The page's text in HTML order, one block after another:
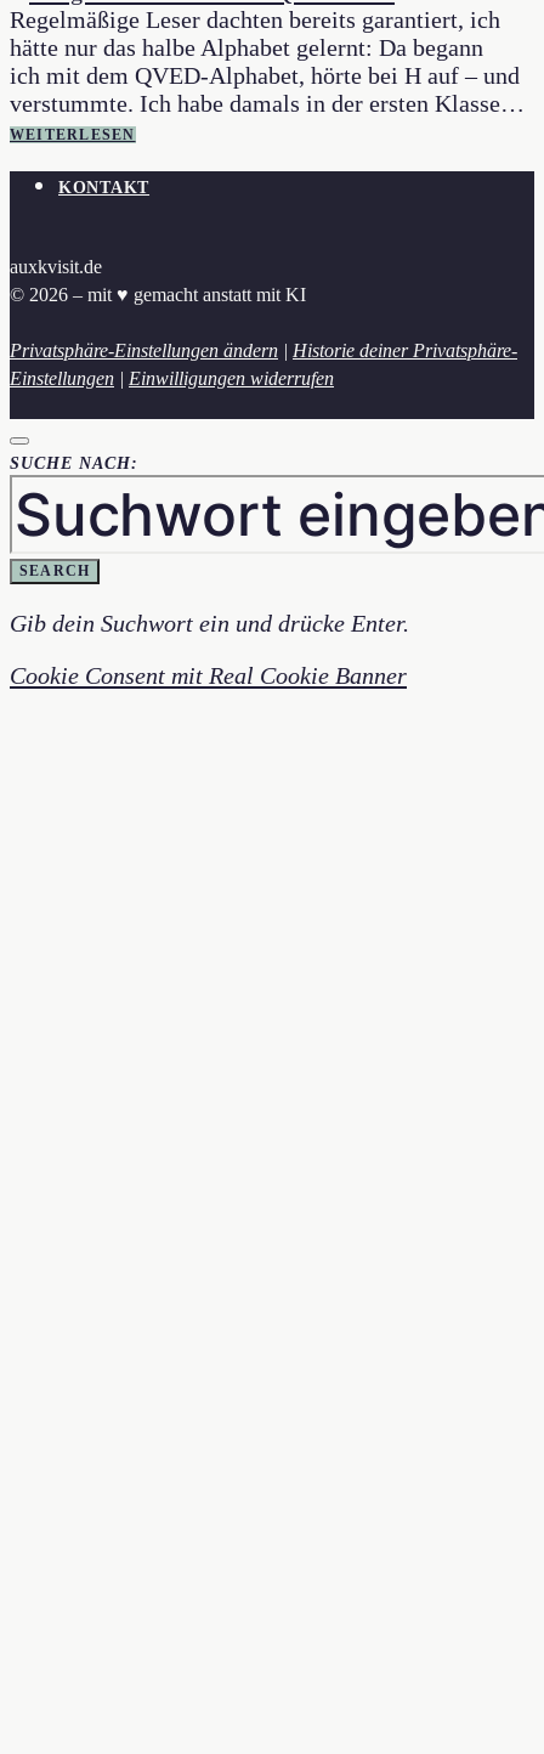
Regelmäßige Leser dachten bereits garantiert, ich
hätte nur das halbe Alphabet gelernt: Da begann
ich mit dem QVED-Alphabet, hörte bei H auf – und
verstummte. Ich habe damals in der ersten Klasse…
WEITERLESEN
KONTAKT
auxkvisit.de
© 2026 – mit ♥︎ gemacht anstatt mit KI
Privatsphäre-Einstellungen ändern | Historie deiner Privatsphäre-
Einstellungen | Einwilligungen widerrufen
SUCHE NACH:
SEARCH
Gib dein Suchwort ein und drücke Enter.
Cookie Consent mit Real Cookie Banner